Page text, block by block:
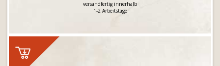
versandfertig innerhalb
1-2 Arbeitstage